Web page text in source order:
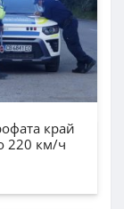
край
220 км/ч